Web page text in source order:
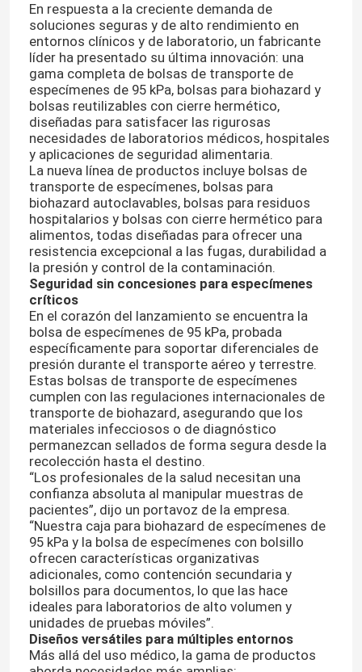
En respuesta a la creciente demanda de
soluciones seguras y de alto rendimiento en
entornos clínicos y de laboratorio, un fabricante
líder ha presentado su última innovación: una
gama completa de bolsas de transporte de
especímenes de 95 kPa, bolsas para biohazard y
bolsas reutilizables con cierre hermético,
diseñadas para satisfacer las rigurosas
necesidades de laboratorios médicos, hospitales
y aplicaciones de seguridad alimentaria.
La nueva línea de productos incluye bolsas de
transporte de especímenes, bolsas para
biohazard autoclavables, bolsas para residuos
hospitalarios y bolsas con cierre hermético para
alimentos, todas diseñadas para ofrecer una
resistencia excepcional a las fugas, durabilidad a
la presión y control de la contaminación.
Seguridad sin concesiones para especímenes
críticos
En el corazón del lanzamiento se encuentra la
bolsa de especímenes de 95 kPa, probada
específicamente para soportar diferenciales de
presión durante el transporte aéreo y terrestre.
Estas bolsas de transporte de especímenes
cumplen con las regulaciones internacionales de
transporte de biohazard, asegurando que los
materiales infecciosos o de diagnóstico
permanezcan sellados de forma segura desde la
recolección hasta el destino.
“Los profesionales de la salud necesitan una
confianza absoluta al manipular muestras de
pacientes”, dijo un portavoz de la empresa.
“Nuestra caja para biohazard de especímenes de
95 kPa y la bolsa de especímenes con bolsillo
ofrecen características organizativas
adicionales, como contención secundaria y
bolsillos para documentos, lo que las hace
ideales para laboratorios de alto volumen y
unidades de pruebas móviles”.
Diseños versátiles para múltiples entornos
Más allá del uso médico, la gama de productos